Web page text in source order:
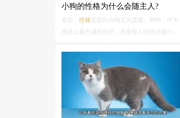
小狗的性格为什么会随主人?
首先， 性格 层面的共鸣尤为显著。狗狗，作为
地球上最忠诚的伙伴，具备惊人的模仿能力。
因此，若您性格开朗乐观，家中小狗极有可能
成为家中的快乐源泉，时刻散发着正能量；相...